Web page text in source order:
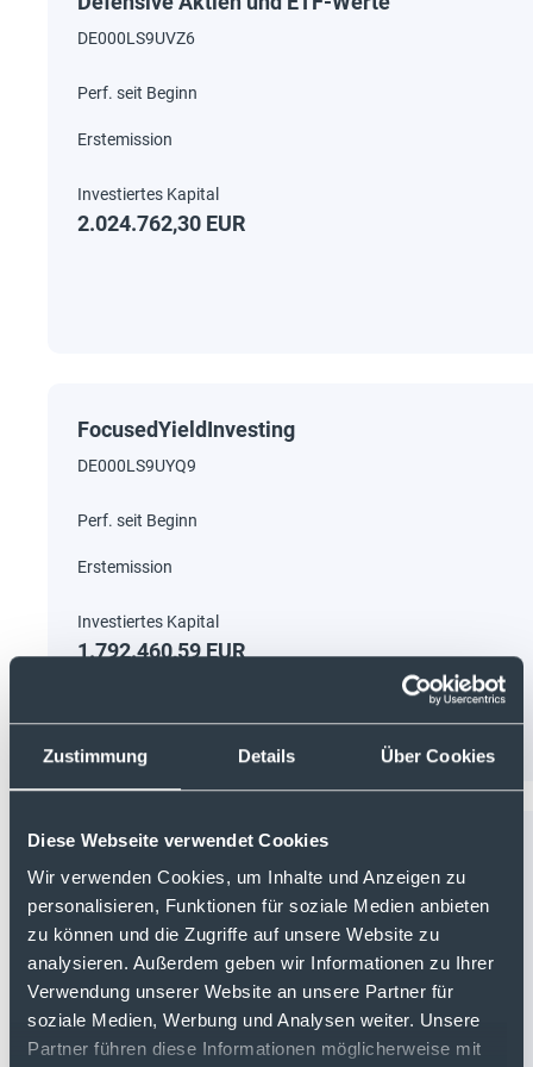
Zustimmung Details Über Cookies
Diese Webseite verwendet Cookies
Wir verwenden Cookies, um Inhalte und Anzeigen zu
personalisieren, Funktionen für soziale Medien anbieten
zu können und die Zugriffe auf unsere Website zu
analysieren. Außerdem geben wir Informationen zu Ihrer
Verwendung unserer Website an unsere Partner für
soziale Medien, Werbung und Analysen weiter. Unsere
Partner führen diese Informationen möglicherweise mit
DE000LS9UVZ6
2.024.762,30 EUR
FocusedYieldInvesting
DE000LS9UYQ9
1.792.460,59 EUR